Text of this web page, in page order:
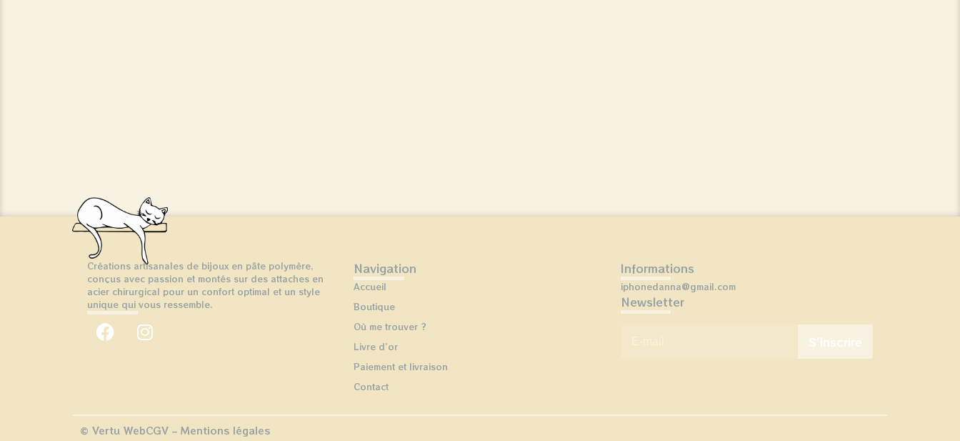
Créations artisanales de bijoux en pâte polymère,
conçus avec passion et montés sur des attaches en
acier chirurgical pour un confort optimal et un style
unique qui vous ressemble.
Navigation
Accueil
Boutique
Où me trouver ?
Livre d’or
Paiement et livraison
Contact
Informations
iphonedanna@gmail.com
Newsletter
© Vertu WebCGV – Mentions légales